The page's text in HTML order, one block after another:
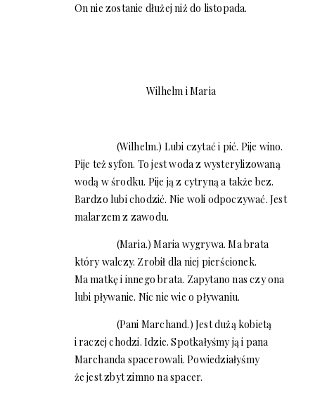
On nie zostanie dłużej niż do listopada.
Wilhelm i Maria
(Wilhelm.) Lubi czytać i pić. Pije wino.
Pije też syfon. To jest woda z wysterylizowaną
wodą w środku. Pije ją z cytryną a także bez.
Bardzo lubi chodzić. Nie woli odpoczywać. Jest
malarzem z zawodu.
(Maria.) Maria wygrywa. Ma brata
który walczy. Zrobił dla niej pierścionek.
Ma matkę i innego brata. Zapytano nas czy ona
lubi pływanie. Nic nie wie o pływaniu.
(Pani Marchand.) Jest dużą kobietą
i raczej chodzi. Idzie. Spotkałyśmy ją i pana
Marchanda spacerowali. Powiedziałyśmy
że jest zbyt zimno na spacer.